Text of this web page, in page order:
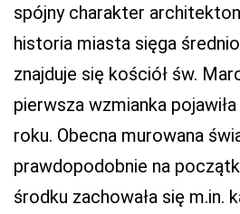
spójny charakter
historia miasta sięga
znajduje się kościół św.
pierwsza wzmianka
roku. Obecna murowana
prawdopodobnie na
środku zachowała się m.in.